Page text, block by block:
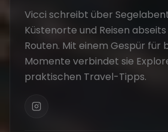
Vicci schreibt über
Küstenorte und Reisen
Routen. Mit einem Gespür für
Momente verbindet sie
praktischen Travel-Tipps.